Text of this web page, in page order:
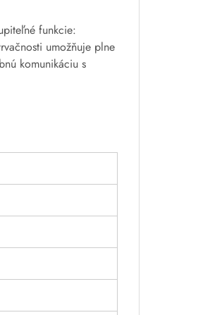
funkcie:
umožňuje plne
komunikáciu s